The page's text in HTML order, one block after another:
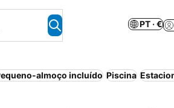
PT · €
almoço incluído Piscina